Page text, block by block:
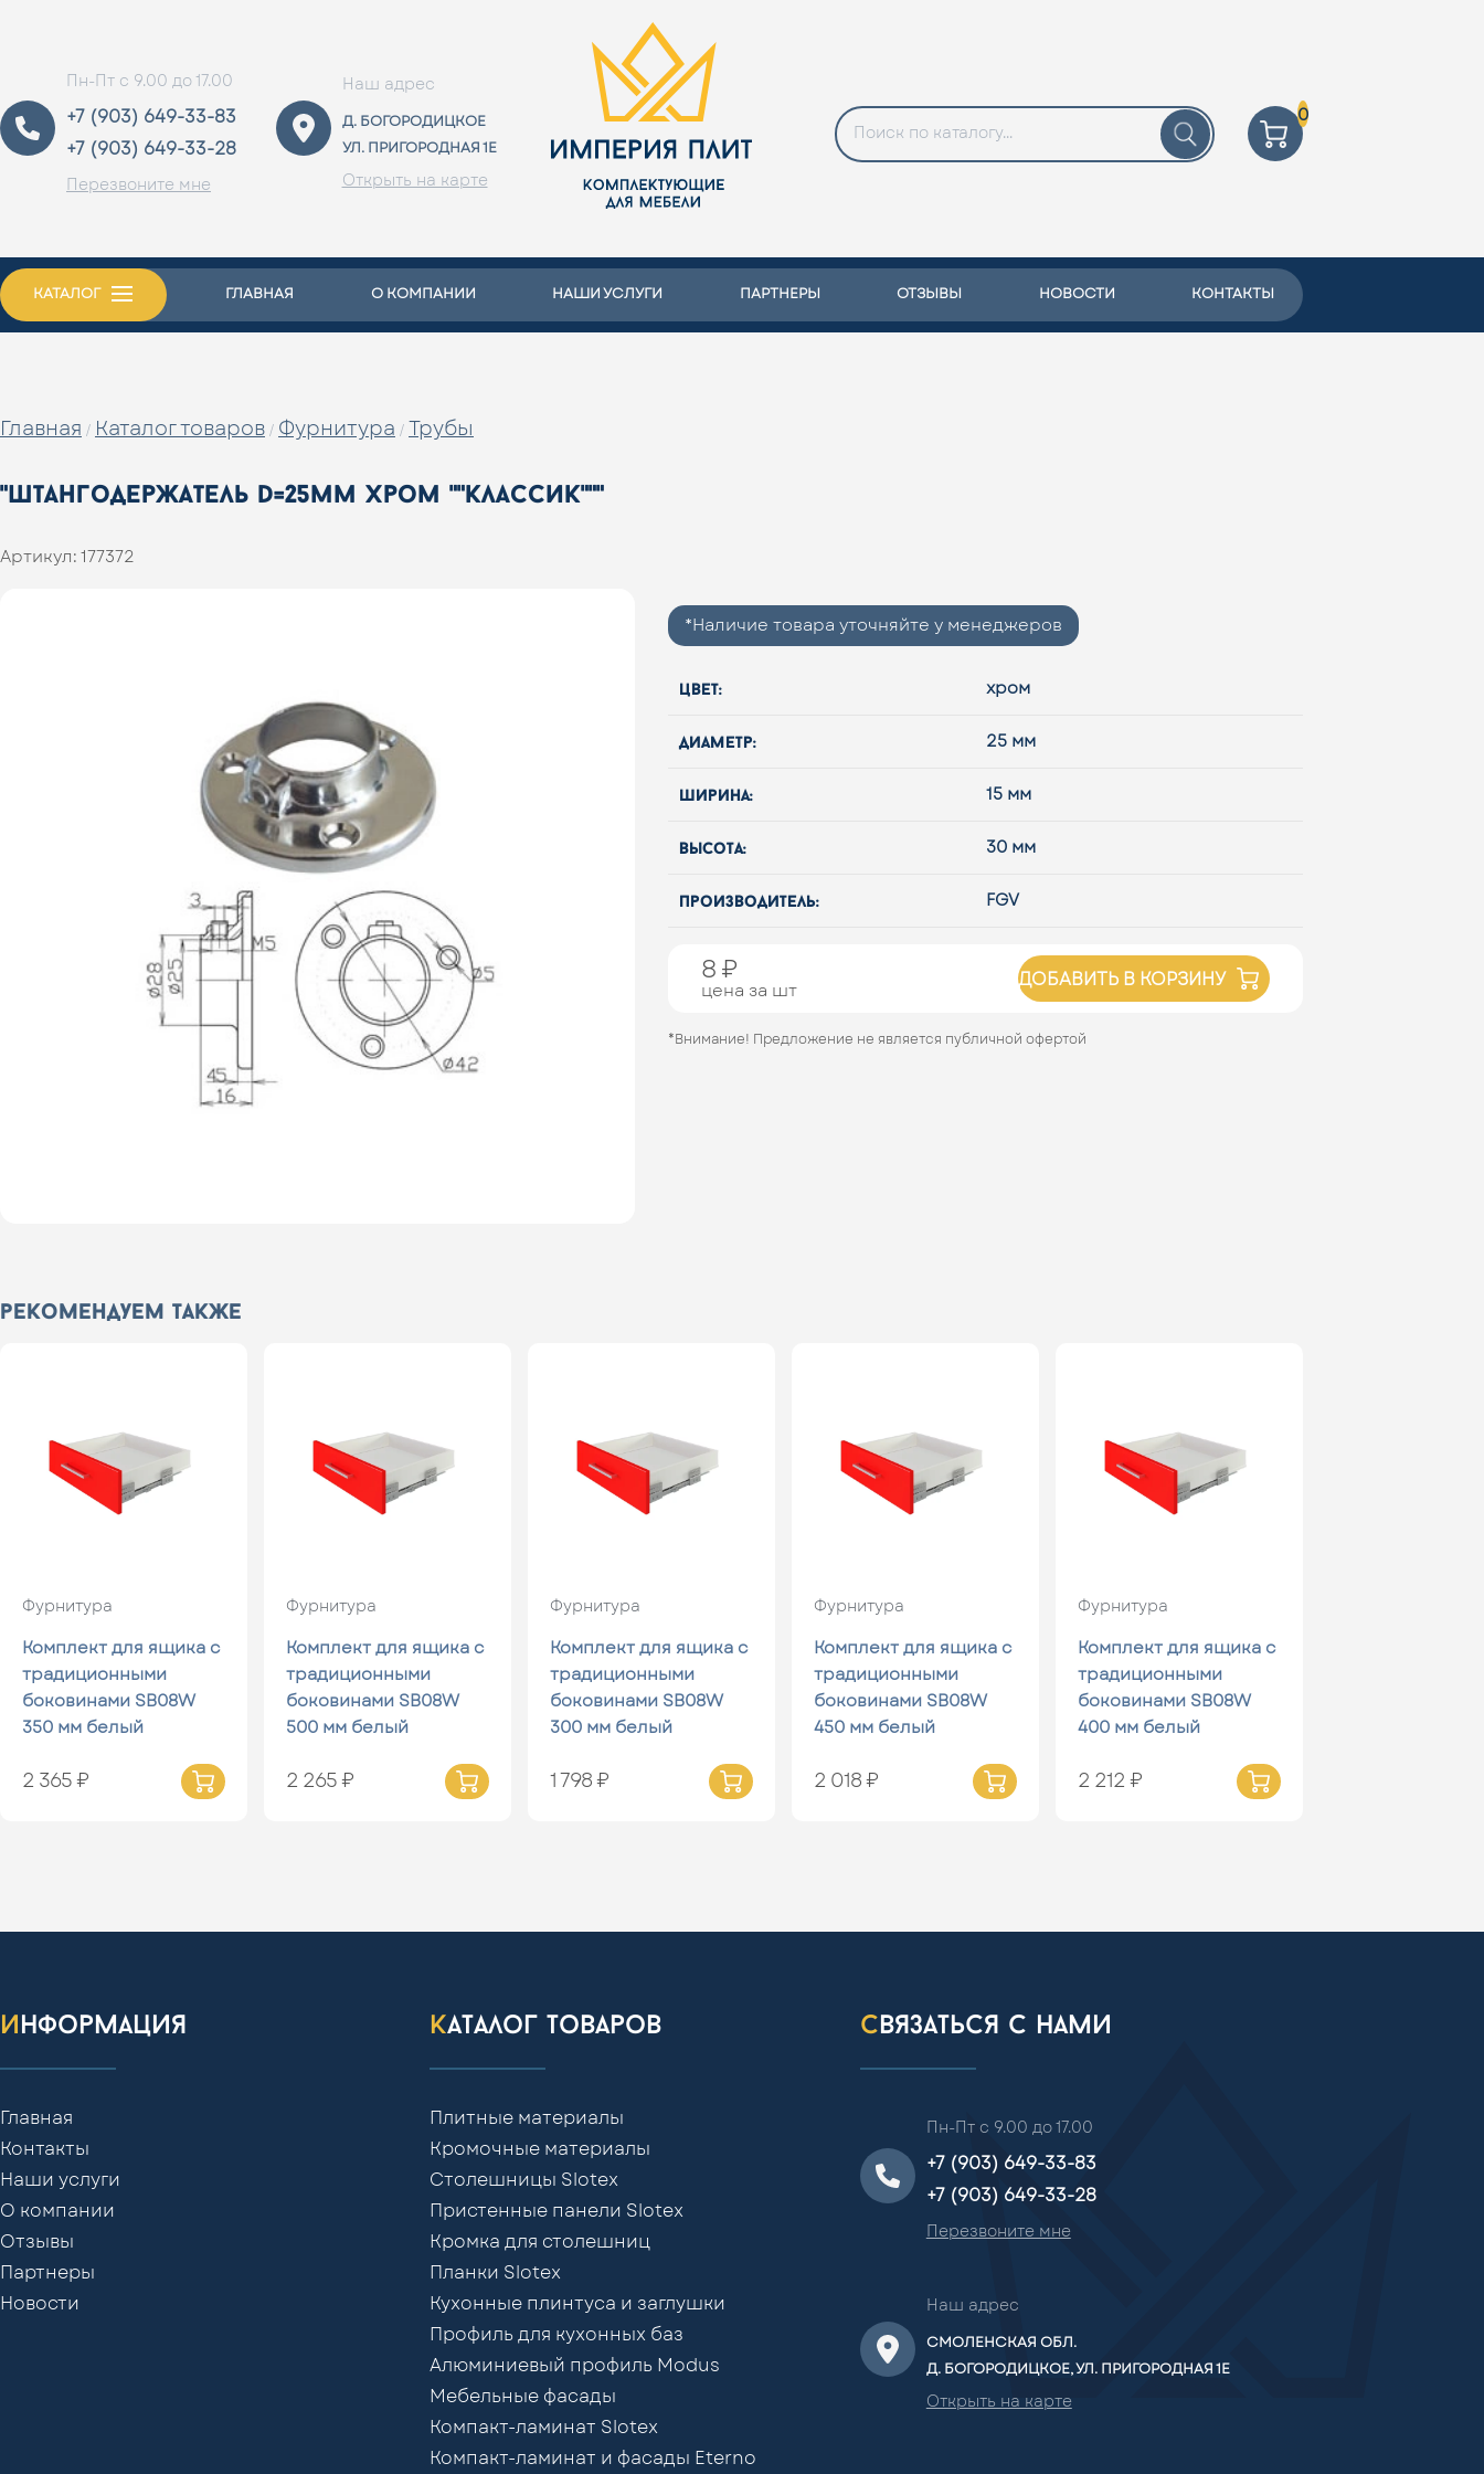
Пн-Пт с 9.00 до 17.00
+7 (903) 649-33-83
+7 (903) 649-33-28
Перезвоните мне
Наш адрес
Д. БОГОРОДИЦКОЕ
УЛ. ПРИГОРОДНАЯ 1Е
Открыть на карте
0
КАТАЛОГ ГЛАВНАЯ О КОМПАНИИ НАШИ УСЛУГИ ПАРТНЕРЫ ОТЗЫВЫ НОВОСТИ КОНТАКТЫ
Главная / Каталог товаров / Фурнитура / Трубы
"штангодержатель d=25мм хром ""классик"""
Артикул: 177372
*Наличие товара уточняйте у менеджеров
цвет: хром
диаметр: 25 мм
ширина: 15 мм
высота: 30 мм
производитель: FGV
8 ₽
цена за шт
ДОБАВИТЬ В КОРЗИНУ
*Внимание! Предложение не является публичной офертой
рекомендуем также
Фурнитура
Комплект для ящика с
традиционными
боковинами SB08W
350 мм белый
2 365 ₽
Фурнитура
Комплект для ящика с
традиционными
боковинами SB08W
500 мм белый
2 265 ₽
Фурнитура
Комплект для ящика с
традиционными
боковинами SB08W
300 мм белый
1 798 ₽
Фурнитура
Комплект для ящика с
традиционными
боковинами SB08W
450 мм белый
2 018 ₽
Фурнитура
Комплект для ящика с
традиционными
боковинами SB08W
400 мм белый
2 212 ₽
информация
Главная
Контакты
Наши услуги
О компании
Отзывы
Партнеры
Новости
каталог товаров
Плитные материалы
Кромочные материалы
Столешницы Slotex
Пристенные панели Slotex
Кромка для столешниц
Планки Slotex
Кухонные плинтуса и заглушки
Профиль для кухонных баз
Алюминиевый профиль Modus
Мебельные фасады
Компакт-ламинат Slotex
Компакт-ламинат и фасады Eterno
связаться с нами
Пн-Пт с 9.00 до 17.00
+7 (903) 649-33-83
+7 (903) 649-33-28
Перезвоните мне
Наш адрес
СМОЛЕНСКАЯ ОБЛ.
Д. БОГОРОДИЦКОЕ, УЛ. ПРИГОРОДНАЯ 1Е
Открыть на карте